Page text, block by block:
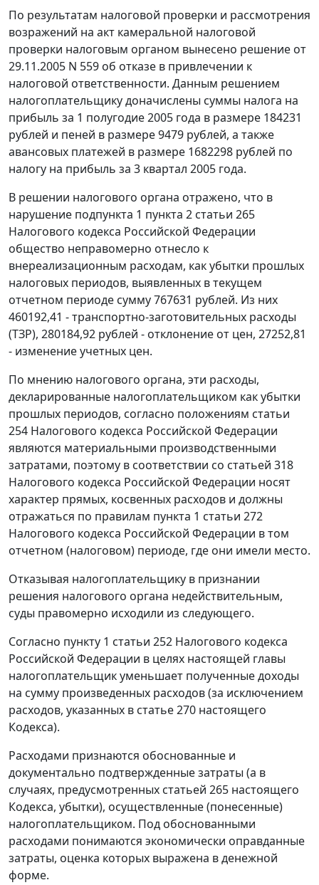
По результатам налоговой проверки и рассмотрения
возражений на акт камеральной налоговой
проверки налоговым органом вынесено решение от
29.11.2005 N 559 об отказе в привлечении к
налоговой ответственности. Данным решением
налогоплательщику доначислены суммы налога на
прибыль за 1 полугодие 2005 года в размере 184231
рублей и пеней в размере 9479 рублей, а также
авансовых платежей в размере 1682298 рублей по
налогу на прибыль за 3 квартал 2005 года.
В решении налогового органа отражено, что в
нарушение подпункта 1 пункта 2 статьи 265
Налогового кодекса Российской Федерации
общество неправомерно отнесло к
внереализационным расходам, как убытки прошлых
налоговых периодов, выявленных в текущем
отчетном периоде сумму 767631 рублей. Из них
460192,41 - транспортно-заготовительных расходы
(ТЗР), 280184,92 рублей - отклонение от цен, 27252,81
- изменение учетных цен.
По мнению налогового органа, эти расходы,
декларированные налогоплательщиком как убытки
прошлых периодов, согласно положениям статьи
254 Налогового кодекса Российской Федерации
являются материальными производственными
затратами, поэтому в соответствии со статьей 318
Налогового кодекса Российской Федерации носят
характер прямых, косвенных расходов и должны
отражаться по правилам пункта 1 статьи 272
Налогового кодекса Российской Федерации в том
отчетном (налоговом) периоде, где они имели место.
Отказывая налогоплательщику в признании
решения налогового органа недействительным,
суды правомерно исходили из следующего.
Согласно пункту 1 статьи 252 Налогового кодекса
Российской Федерации в целях настоящей главы
налогоплательщик уменьшает полученные доходы
на сумму произведенных расходов (за исключением
расходов, указанных в статье 270 настоящего
Кодекса).
Расходами признаются обоснованные и
документально подтвержденные затраты (а в
случаях, предусмотренных статьей 265 настоящего
Кодекса, убытки), осуществленные (понесенные)
налогоплательщиком. Под обоснованными
расходами понимаются экономически оправданные
затраты, оценка которых выражена в денежной
форме.